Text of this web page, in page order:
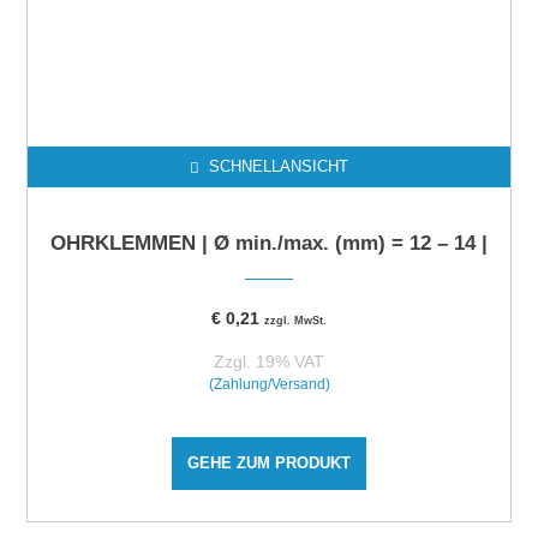
SCHNELLANSICHT
OHRKLEMMEN | Ø min./max. (mm) = 12 – 14 |
€ 0,21 zzgl. MwSt.
Zzgl. 19% VAT
(Zahlung/Versand)
GEHE ZUM PRODUKT